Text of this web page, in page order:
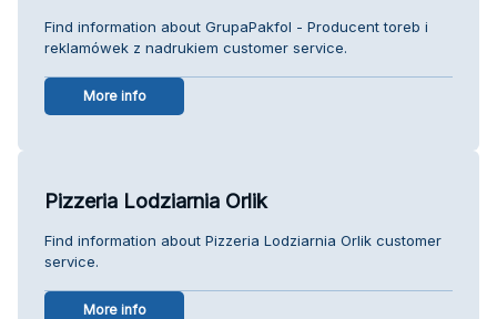
Find information about GrupaPakfol - Producent toreb i
reklamówek z nadrukiem customer service.
More info
Pizzeria Lodziarnia Orlik
Find information about Pizzeria Lodziarnia Orlik customer
service.
More info